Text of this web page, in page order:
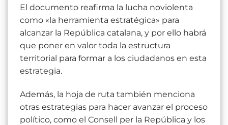
El documento reafirma la lucha noviolenta
como «la herramienta estratégica» para
alcanzar la República catalana, y por ello habrá
que poner en valor toda la estructura
territorial para formar a los ciudadanos en esta
estrategia.
Además, la hoja de ruta también menciona
otras estrategias para hacer avanzar el proceso
político, como el Consell per la República y los